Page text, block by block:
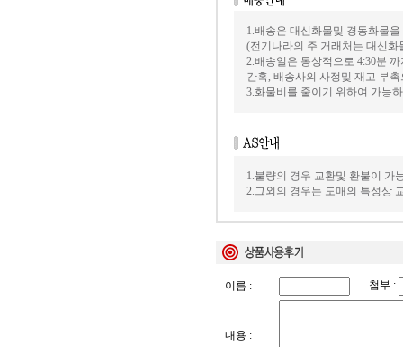
1.배송은 대신화물및 경동화물
(전기나라의 주 거래처는 대신화
2.배송일은 통상적으로 4:30분
간혹, 배송사의 사정및 재고 부
3.화물비를 줄이기 위하여 가능
1.불량의 경우 교환및 환불이 가
2.그외의 경우는 도매의 특성상
이름 : 첨부 :
내용 :